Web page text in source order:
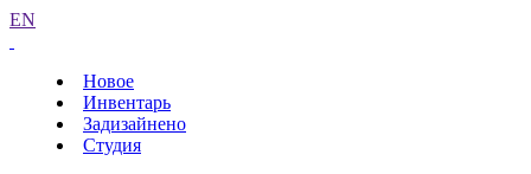
EN
Новое
Инвентарь
Задизайнено
Студия